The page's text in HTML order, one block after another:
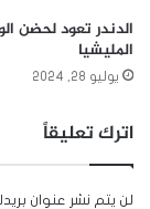
الدندر تعود لحضن
المليشيا
يوليو 28, 2024
اترك تعليقاً
لن يتم نشر عنوان